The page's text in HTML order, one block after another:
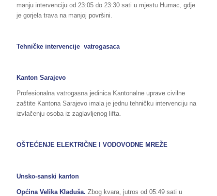
manju intervenciju od 23:05 do 23:30 sati u mjestu Humac, gdje
je gorjela trava na manjoj površini.
Tehničke intervencije vatrogasaca
Kanton Sarajevo
Profesionalna vatrogasna jedinica Kantonalne uprave civilne
zaštite Kantona Sarajevo imala je jednu tehničku intervenciju na
izvlačenju osoba iz zaglavljenog lifta.
OŠTEĆENJE ELEKTRIČNE I VODOVODNE MREŽE
Unsko-sanski kanton
Općina Velika Kladuša. Zbog kvara, jutros od 05:49 sati u